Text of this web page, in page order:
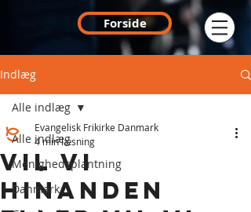
Forside
Indlæg
Alle indlæg
Menighedsplantning
Danmark
Alle indlæg
VIL VI
HINANDEN
Evangelisk Frikirke Danmark
4 min læsning